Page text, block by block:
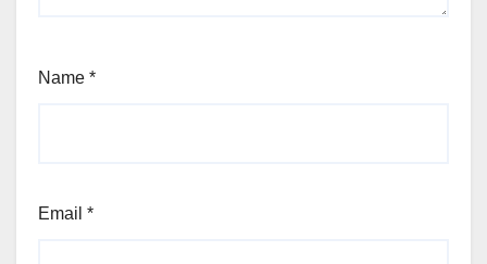
Name *
Email *